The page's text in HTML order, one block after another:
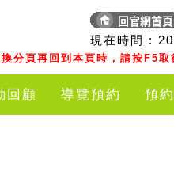
現在時間 :
分頁再回到本頁時，請按F5取
回顧 導覽預約 預